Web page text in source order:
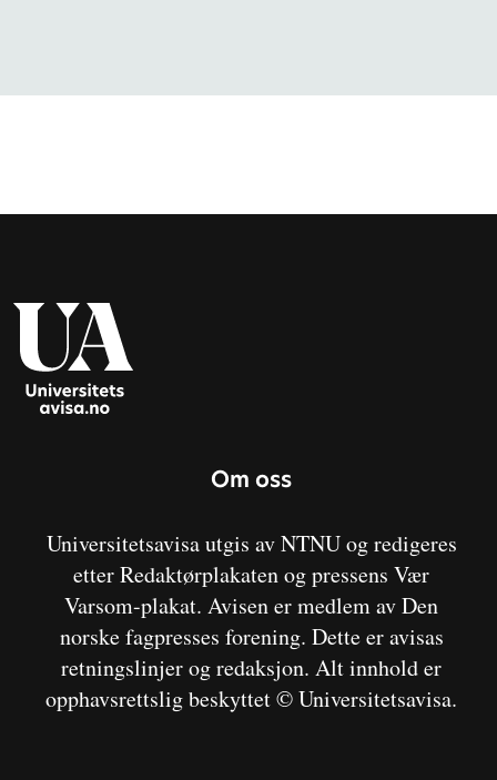
Om oss
Universitetsavisa utgis av NTNU og redigeres
etter Redaktørplakaten og pressens Vær
Varsom-plakat. Avisen er medlem av Den
norske fagpresses forening. Dette er avisas
retningslinjer og redaksjon. Alt innhold er
opphavsrettslig beskyttet © Universitetsavisa.